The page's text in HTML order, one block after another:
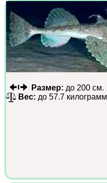
Размер: до 200 см.
Вес: до 57.7 килограмм